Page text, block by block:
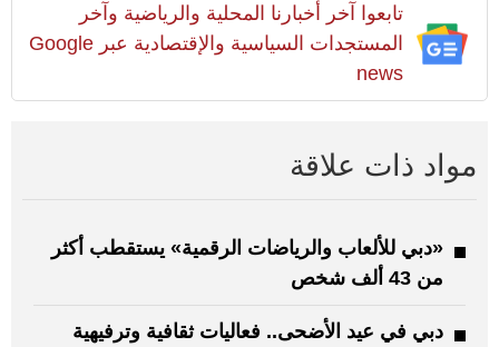
تابعوا آخر أخبارنا المحلية والرياضية وآخر
المستجدات السياسية والإقتصادية عبر Google
news
مواد ذات علاقة
«دبي للألعاب والرياضات الرقمية» يستقطب أكثر
من 43 ألف شخص
دبي في عيد الأضحى.. فعاليات ثقافية وترفيهية